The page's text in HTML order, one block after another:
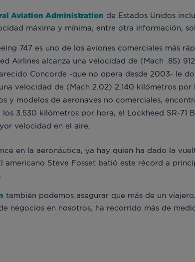
Aviation Administration de Estados Unidos
máxima y mínima, entre otra información,
747 es uno de los aviones comerciales más
Airlines alcanza una velocidad de (Mach .85)
Concorde -que no opera desde 2003- le
velocidad de (Mach 2.02) 2.140 kilómetros por
y modelos de aeronaves no comerciales,
los 3.530 kilómetros por hora, el Lockheed SR-71
velocidad en el aire.
en la aeronáutica, ya hay quien ha dado la
americano Steve Fosset batió este récord a
también podemos asegurar que más de un
negocios en nosotros, ha recorrido más de